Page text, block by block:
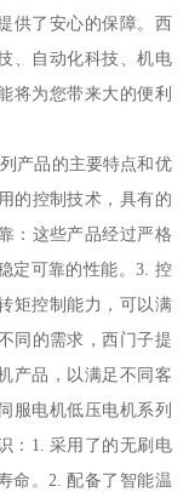
供了安心的保障。西
、自动化科技、机电
将为您带来大的便利
品的主要特点和优
的控制技术，具有的
：这些产品经过严格
定可靠的性能。3. 控
矩控制能力，可以满
同的需求，西门子提
产品，以满足不同客
服电机低压电机系列
：1. 采用了的无刷电
命。2. 配备了智能温